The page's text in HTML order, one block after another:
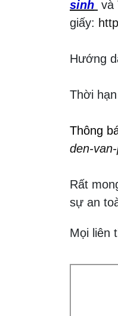
sinh và
giấy:
Hướng
Thời
Thông
den-
Rất
sự an
Mọi liên